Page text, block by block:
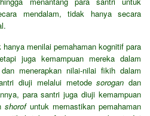
mendalam, tidak hanya secara
menilai pemahaman kognitif para
juga kemampuan mereka dalam
menerapkan nilai-nilai fikih dalam
diuji melalui metodesorogan dan
para santri juga diuji kemampuan
shorofuntuk memastikan pemahaman